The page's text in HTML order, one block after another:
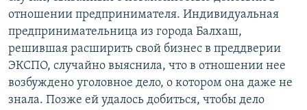
отношении предпринимателя. Индивидуальная
предпринимательница из города Балхаш,
решившая расширить свой бизнес в преддверии
ЭКСПО, случайно выяснила, что в отношении нее
возбуждено уголовное дело, о котором она даже не
знала. Позже ей удалось добиться, чтобы дело